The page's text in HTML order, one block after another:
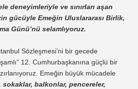
deneyimleriyle ve sınırları aşan
gücüyle Emeğin Uluslararası Birlik,
Günü’nü selamlıyoruz.
Sözleşmesi’ni bir gecede
12. Cumhurbaşkanına güçlü bir
Emeğin büyük mücadele
sokaklar, balkonlar, pencereler,